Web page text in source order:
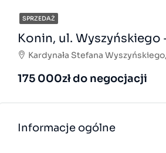
SPRZEDAŻ
Konin, ul. Wyszyńskiego
Kardynała Stefana
175 000zł do negocjacji
Informacje ogólne